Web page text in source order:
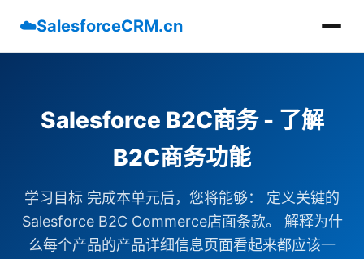
☁️SalesforceCRM.cn
Salesforce B2C商务 - 了解
B2C商务功能
学习目标 完成本单元后，您将能够： 定义关键的
Salesforce B2C Commerce店面条款。 解释为什
么每个产品的产品详细信息页面看起来都应该一